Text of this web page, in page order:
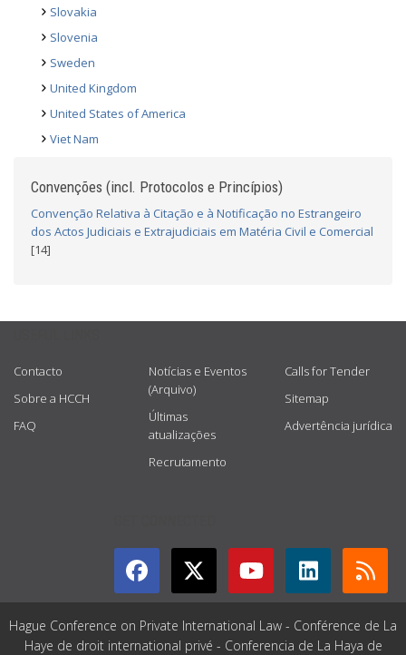
Slovakia
Slovenia
Sweden
United Kingdom
United States of America
Viet Nam
Convenções (incl. Protocolos e Princípios)
Convenção Relativa à Citação e à Notificação no Estrangeiro
dos Actos Judiciais e Extrajudiciais em Matéria Civil e Comercial
[14]
Contacto
Sobre a HCCH
FAQ
Notícias e Eventos
(Arquivo)
Últimas
atualizações
Recrutamento
Calls for Tender
Sitemap
Advertência jurídica
Hague Conference on Private International Law - Conférence de La
Haye de droit international privé - Conferencia de La Haya de